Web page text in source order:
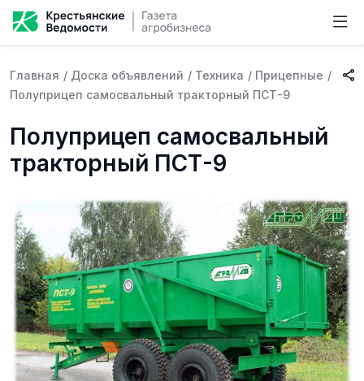
Главная / Доска объявлений / Техника / Прицепные /
Полуприцеп самосвальный тракторный ПСТ-9
Полуприцеп самосвальный
тракторный ПСТ-9